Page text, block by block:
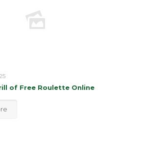
of Free Roulette Online